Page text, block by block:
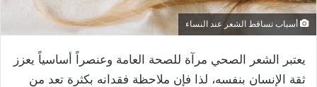
أسباب تساقط الشعر عند النساء
يعتبر الشعر الصحي مرآة للصحة العامة وعنصراً أساسياً يعزز
ثقة الإنسان بنفسه، لذا فإن ملاحظة فقدانه بكثرة تعد من